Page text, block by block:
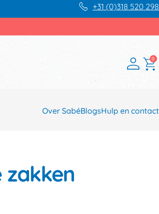
+31 (0)318 520 298
0
Over SabéBlogsHulp en contact
zakken